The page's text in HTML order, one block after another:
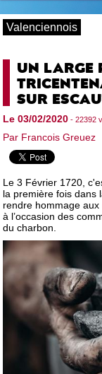
Valenciennois
UN LARGE
SUR
Le 03/02/2020 - 22392
Par Francois Greuez
Le 3 Février 1720,
la première fois dans
rendre hommage
à l’occasion des
du charbon.